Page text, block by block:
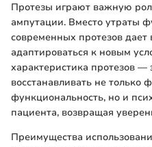
Протезы играют важную
ампутации. Вместо утраты
современных протезов
адаптироваться к новым
характеристика протезов —
восстанавливать не только
функциональность, но и
пациента, возвращая
Преимущества